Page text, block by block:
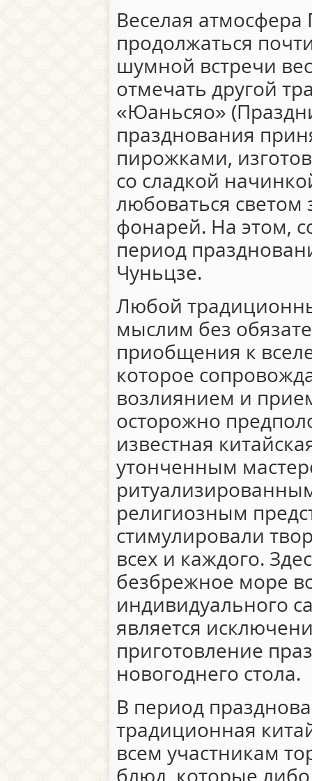
Веселая
продолжаться
шумной встречи
отмечать другой
«Юаньсяо»
празднования
пирожками,
со сладкой
любоваться
фонарей. На этом,
период
Чуньцзе.
Любой
мыслим без
приобщения к
которое
возлиянием и
осторожно
известная
утонченным
религиозным
стимулировали
всех и каждого.
безбрежное море
индивидуального
является
приготовление
новогоднего стола.
В период
традиционная
всем участникам
блюд, которые